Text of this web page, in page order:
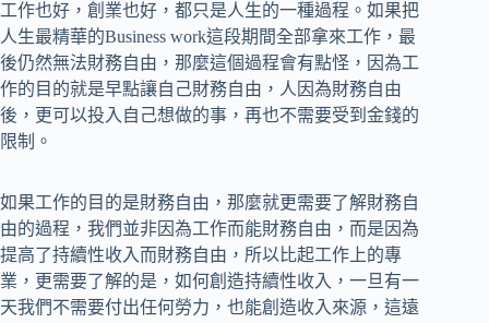
工作也好，創業也好，都只是人生的一種過程。如果把
人生最精華的Business work這段期間全部拿來工作，最
後仍然無法財務自由，那麼這個過程會有點怪，因為工
作的目的就是早點讓自己財務自由，人因為財務自由
後，更可以投入自己想做的事，再也不需要受到金錢的
限制。
如果工作的目的是財務自由，那麼就更需要了解財務自
由的過程，我們並非因為工作而能財務自由，而是因為
提高了持續性收入而財務自由，所以比起工作上的專
業，更需要了解的是，如何創造持續性收入，一旦有一
天我們不需要付出任何勞力，也能創造收入來源，這遠